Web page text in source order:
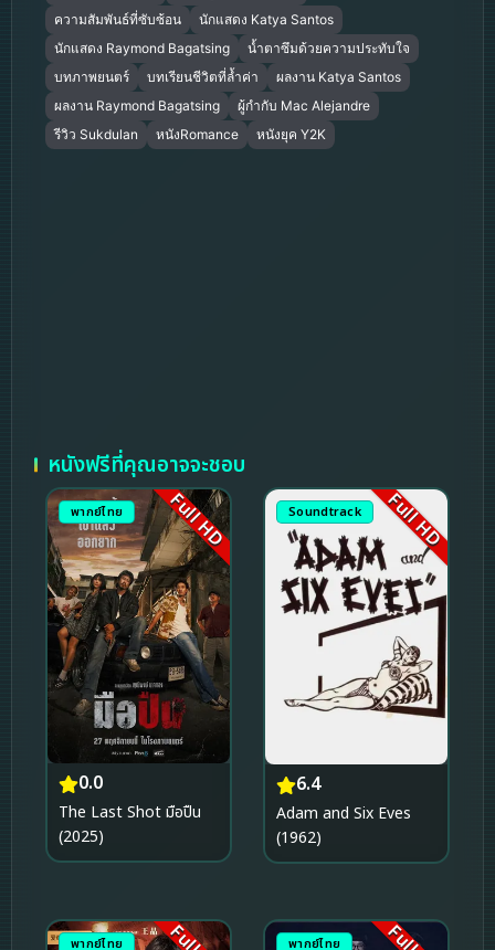
ความสัมพันธ์ที่ซับซ้อน
นักแสดง Katya Santos
นักแสดง Raymond Bagatsing
น้ำตาซึมด้วยความประทับใจ
บทภาพยนตร์
บทเรียนชีวิตที่ล้ำค่า
ผลงาน Katya Santos
ผลงาน Raymond Bagatsing
ผู้กำกับ Mac Alejandre
รีวิว Sukdulan
หนังRomance หนังยุค Y2K
หนังฟรีที่คุณอาจจะชอบ
พากย์ไทย Full HD
0.0
The Last Shot มือปืน
(2025)
Soundtrack Full HD
6.4
Adam and Six Eves
(1962)
พากย์ไทย พากย์ไทย